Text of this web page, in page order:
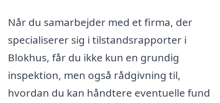
Når du samarbejder med et firma, der
specialiserer sig i tilstandsrapporter i
Blokhus, får du ikke kun en grundig
inspektion, men også rådgivning til,
hvordan du kan håndtere eventuelle fund